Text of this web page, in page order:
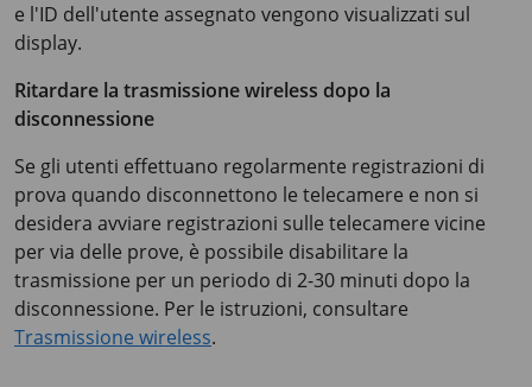
e l'ID dell'utente assegnato vengono visualizzati sul
display.
Ritardare la trasmissione wireless dopo la
disconnessione
Se gli utenti effettuano regolarmente registrazioni di
prova quando disconnettono le telecamere e non si
desidera avviare registrazioni sulle telecamere vicine
per via delle prove, è possibile disabilitare la
trasmissione per un periodo di 2-30 minuti dopo la
disconnessione. Per le istruzioni, consultare
Trasmissione wireless.